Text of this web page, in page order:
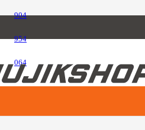
904
954
064